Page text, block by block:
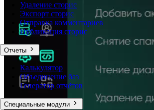
Удаление сторис
Экспорт сторис
Отправка комментариев
Публикация сторис
Отчеты
Калькулятор
Объединение баз
Генератор отчётов
Специальные модули